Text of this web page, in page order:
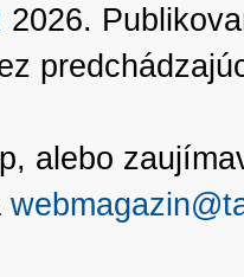
2026.
alebo